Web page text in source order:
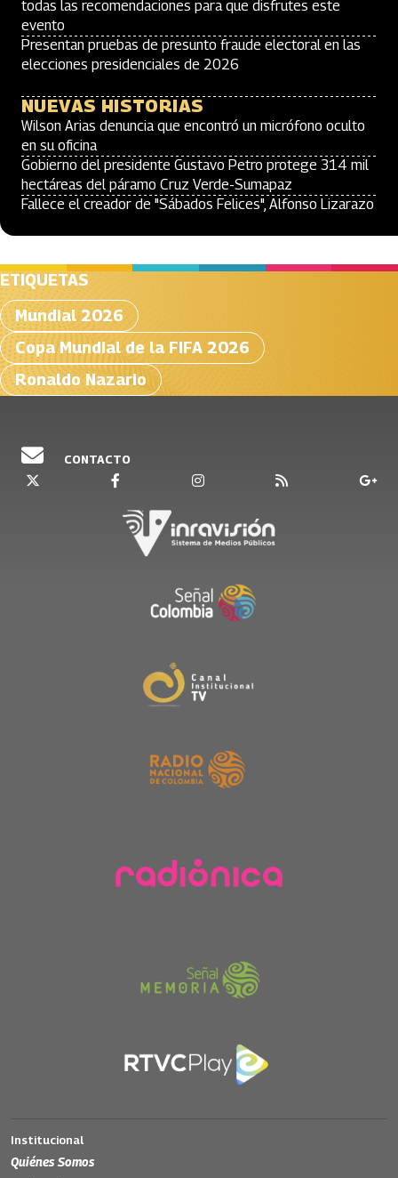
todas las recomendaciones para que disfrutes este
evento
Presentan pruebas de presunto fraude electoral en las
elecciones presidenciales de 2026
NUEVAS HISTORIAS
Wilson Arias denuncia que encontró un micrófono oculto
en su oficina
Gobierno del presidente Gustavo Petro protege 314 mil
hectáreas del páramo Cruz Verde-Sumapaz
Fallece el creador de "Sábados Felices", Alfonso Lizarazo
ETIQUETAS
Mundial 2026
Copa Mundial de la FIFA 2026
Ronaldo Nazario
CONTACTO
Institucional
Quiénes Somos